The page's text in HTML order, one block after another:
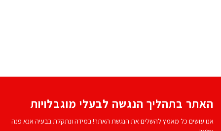
האתר בתהליך הנגשה לבעלי מוגבלויות
אנו עושים כל מאמץ להשלים את הנגשת האתר! במידה ונתקלת בבעיה אנא פנה